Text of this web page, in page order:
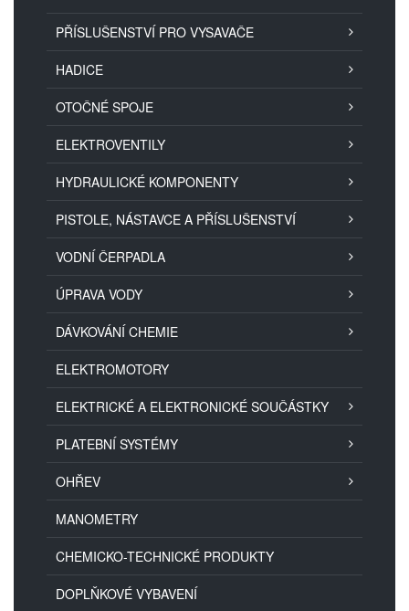
PŘÍSLUŠENSTVÍ PRO VYSAVAČE
HADICE
OTOČNÉ SPOJE
ELEKTROVENTILY
HYDRAULICKÉ KOMPONENTY
PISTOLE, NÁSTAVCE A PŘÍSLUŠENSTVÍ
VODNÍ ČERPADLA
ÚPRAVA VODY
DÁVKOVÁNÍ CHEMIE
ELEKTROMOTORY
ELEKTRICKÉ A ELEKTRONICKÉ SOUČÁSTKY
PLATEBNÍ SYSTÉMY
OHŘEV
MANOMETRY
CHEMICKO-TECHNICKÉ PRODUKTY
DOPLŇKOVÉ VYBAVENÍ